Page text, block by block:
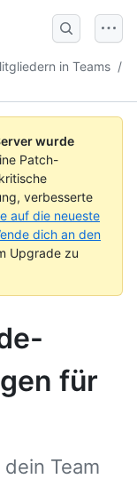
in Teams /
wurde
Patch-
verbesserte
auf die neueste
dich an den
Upgrade zu
für
Team